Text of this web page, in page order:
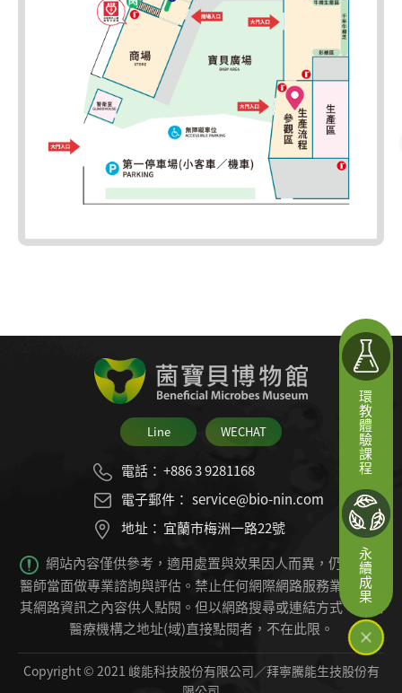
Line WECHAT
電話： +886 3 9281168
電子郵件： service@bio-nin.com
地址： 宜蘭市梅洲一路22號
網站內容僅供參考，適用處置與效果因人而異，仍必須由
醫師當面做專業諮詢與評估。禁止任何網際網路服務業者轉錄
其網路資訊之內容供人點閱。 但以網路搜尋或連結方式，進入
醫療機構之地址(域)直接點閱者，不在此限。
Copyright © 2021 峻能科技股份有限公司／拜寧騰能生技股份有
環教體驗課程
永續成果